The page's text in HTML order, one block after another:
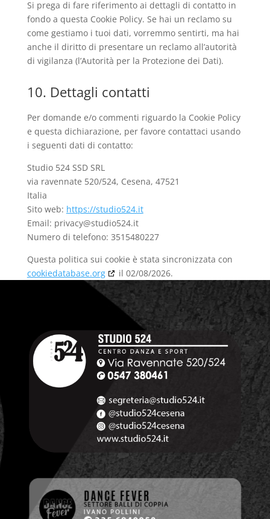
Si prega di fare riferimento ai dettagli di contatto in
fondo a questa Cookie Policy. Se hai un reclamo su
come gestiamo i tuoi dati, vorremmo sentirti, ma hai
anche il diritto di presentare un reclamo all’autorità
di vigilanza (l’Autorità per la Protezione dei Dati).
10. Dettagli contatti
Per domande e/o commenti riguardo la Cookie Policy
e questa dichiarazione, per favore contattaci usando
i seguenti dati di contatto:
Studio 524 SSD SRL
via ravennate 520/524, Cesena, 47521
Italia
Sito web: https://studio524.it
Email: privacy@studio524.it
Numero di telefono: 3515480227
Questa politica sui cookie è stata sincronizzata con
cookiedatabase.org
il 02/08/2026.